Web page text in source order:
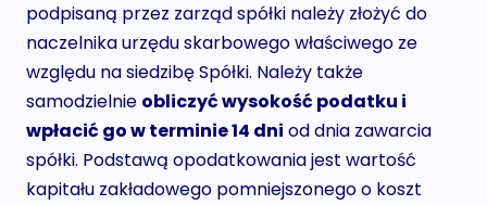
podpisaną przez zarząd spółki należy złożyć do
naczelnika urzędu skarbowego właściwego ze
względu na siedzibę Spółki. Należy także
samodzielnie obliczyć wysokość podatku i
wpłacić go w terminie 14 dni od dnia zawarcia
spółki. Podstawą opodatkowania jest wartość
kapitału zakładowego pomniejszonego o koszt